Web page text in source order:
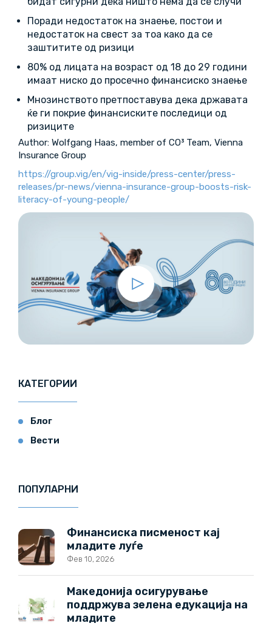
Поради недостаток на знаење, постои и
недостаток на свест за тоа како да се
заштитите од ризици
80% од лицата на возраст од 18 до 29 години
имаат ниско до просечно финансиско знаење
Мнозинството претпоставува дека државата
ќе ги покрие финансиските последици од
ризиците
Author: Wolfgang Haas, member of CO³ Team, Vienna
Insurance Group
https://group.vig/en/vig-inside/press-center/press-
releases/pr-news/vienna-insurance-group-boosts-risk-
literacy-of-young-people/
КАТЕГОРИИ
Блог
Вести
ПОПУЛАРНИ
Финансиска писменост кај
младите луѓе
Фев 10, 2026
Македонија осигурување
поддржува зелена едукација на
младите